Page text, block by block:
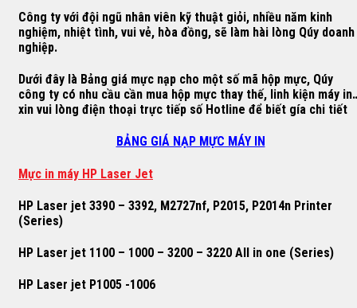
Công ty với đội ngũ nhân viên kỹ thuật giỏi, nhiều năm kinh
nghiệm, nhiệt tình, vui vẻ, hòa đồng, sẽ làm hài lòng Qúy doanh
nghiệp.
Dưới đây là Bảng giá mực nạp cho một số mã hộp mực, Qúy
công ty có nhu cầu cần mua hộp mực thay thế, linh kiện máy
xin vui lòng điện thoại trực tiếp số Hotline để biết gía chi tiết
BẢNG GIÁ NẠP MỰC MÁY IN
Mực in máy HP Laser Jet
HP Laser jet 3390 – 3392, M2727nf, P2015, P2014n Printer
(Series)
HP Laser jet 1100 – 1000 – 3200 – 3220 All in one (Series)
HP Laser jet P1005 -1006